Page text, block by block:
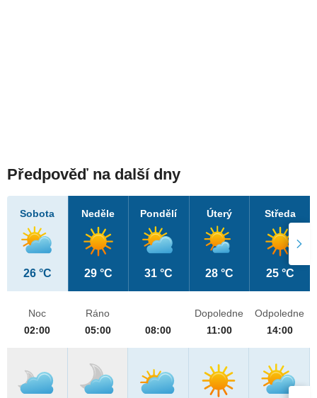
Předpověď na další dny
Sobota
26 °C
Neděle
29 °C
Pondělí
31 °C
Úterý
28 °C
Středa
25 °C
Noc
02:00
Ráno
05:00
08:00
Dopoledne
11:00
Odpoledne
14:00